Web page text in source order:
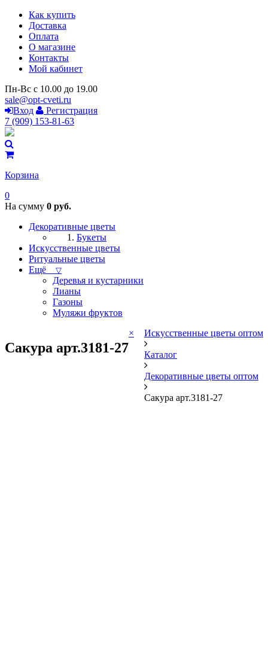
Как купить
Доставка
Оплата
О магазине
Контакты
Мой кабинет
Пн-Вс с 10.00 до 19.00
sale@opt-cveti.ru
Вход
Регистрация
7 (909) 153-81-63
Корзина
0
На сумму 0 руб.
Декоративные цветы
Букеты
Искусственные цветы
Ритуальные цветы
Ещё ▽
Деревья и кустарники
Лианы
Газоны
Муляжи фруктов
Сакура арт.3181-27
Искусственные цветы оптом
Каталог
Декоративные цветы оптом
Сакура арт.3181-27
×